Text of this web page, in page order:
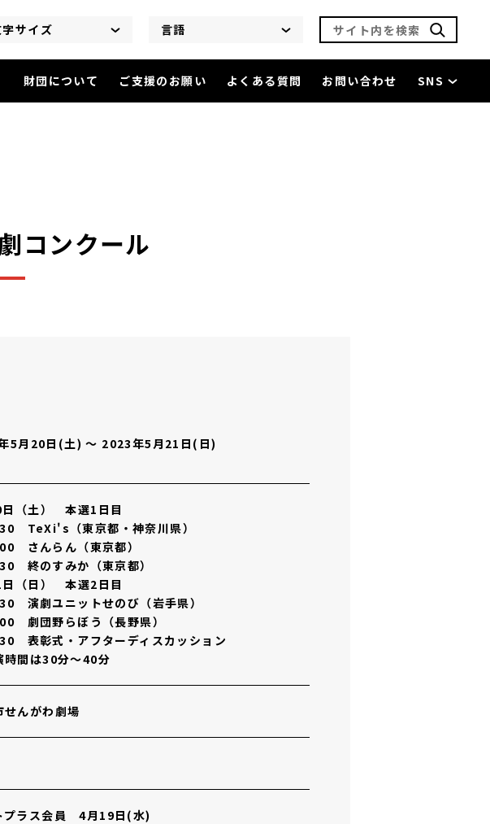
サイズ 言語 サイト内を検索
財団について ご支援のお願い よくある質問 お問い合わせ SNS
コンクール
5月20日(土) 〜 2023年5月21日(日)
（土） 本選1日目
TeXi's（東京都・神奈川県）
さんらん（東京都）
終のすみか（東京都）
（日） 本選2日目
演劇ユニットせのび（岩手県）
劇団野らぼう（長野県）
表彰式・アフターディスカッション
間は30分～40分
せんがわ劇場
プラス会員 4月19日(水)
がわ劇場演劇コンクール